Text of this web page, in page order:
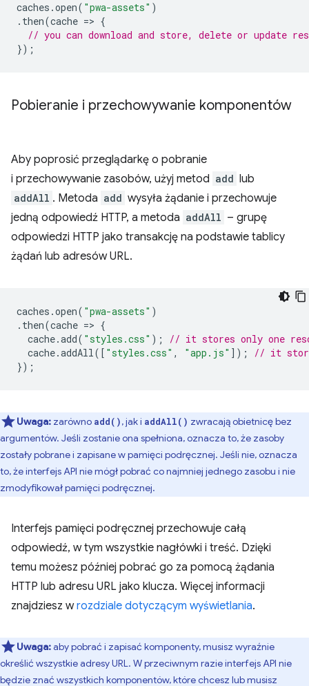
caches .open( "pwa-assets" )
. then(cache => {
// you can download and store, delete or update
});
Pobieranie i przechowywanie komponentów
Aby poprosić przeglądarkę o pobranie
i przechowywanie zasobów, użyj metod add lub
addAll . Metoda add wysyła żądanie i przechowuje
jedną odpowiedź HTTP, a metoda addAll – grupę
odpowiedzi HTTP jako transakcję na podstawie tablicy
żądań lub adresów URL.
caches .open( "pwa-assets" )
. then(cache => {
cache.add( "styles.css" );
// it stores only one
cache.addAll([ "styles.css" , "app.js" ]);
// it
});
Uwaga: zarówno add(), jak i addAll() zwracają obietnicę bez
argumentów. Jeśli zostanie ona spełniona, oznacza to, że zasoby
zostały pobrane i zapisane w pamięci podręcznej. Jeśli nie, oznacza
to, że interfejs API nie mógł pobrać co najmniej jednego zasobu i nie
zmodyfikował pamięci podręcznej.
Interfejs pamięci podręcznej przechowuje całą
odpowiedź, w tym wszystkie nagłówki i treść. Dzięki
temu możesz później pobrać go za pomocą żądania
HTTP lub adresu URL jako klucza. Więcej informacji
znajdziesz wrozdziale dotyczącym wyświetlania.
Uwaga:aby pobrać i zapisać komponenty, musisz wyraźnie
określić wszystkie adresy URL. W przeciwnym razie interfejs API nie
będzie znać wszystkich komponentów, które chcesz lub musisz